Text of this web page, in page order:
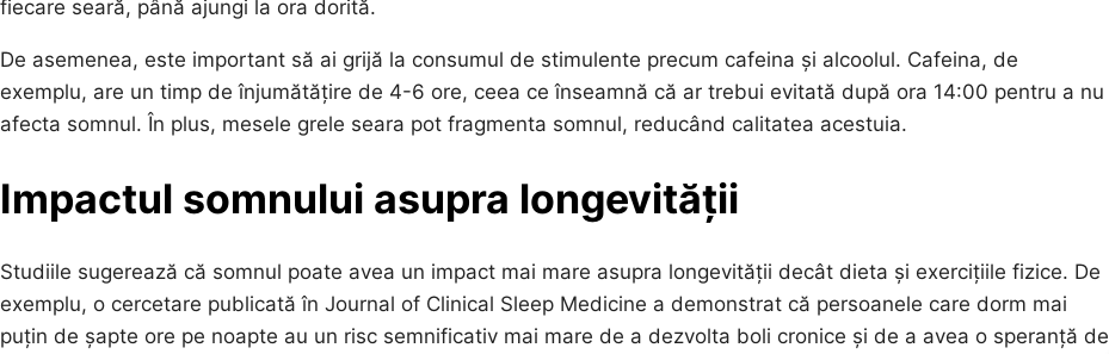
fiecare seară, până ajungi la ora dorită.
De asemenea, este important să ai grijă la consumul de stimulente precum cafeina și alcoolul. Cafeina, de
exemplu, are un timp de înjumătățire de 4-6 ore, ceea ce înseamnă că ar trebui evitată după ora 14:00 pentru a nu
afecta somnul. În plus, mesele grele seara pot fragmenta somnul, reducând calitatea acestuia.
Impactul somnului asupra longevității
Studiile sugerează că somnul poate avea un impact mai mare asupra longevității decât dieta și exercițiile fizice. De
exemplu, o cercetare publicată în Journal of Clinical Sleep Medicine a demonstrat că persoanele care dorm mai
puțin de șapte ore pe noapte au un risc semnificativ mai mare de a dezvolta boli cronice și de a avea o speranță de